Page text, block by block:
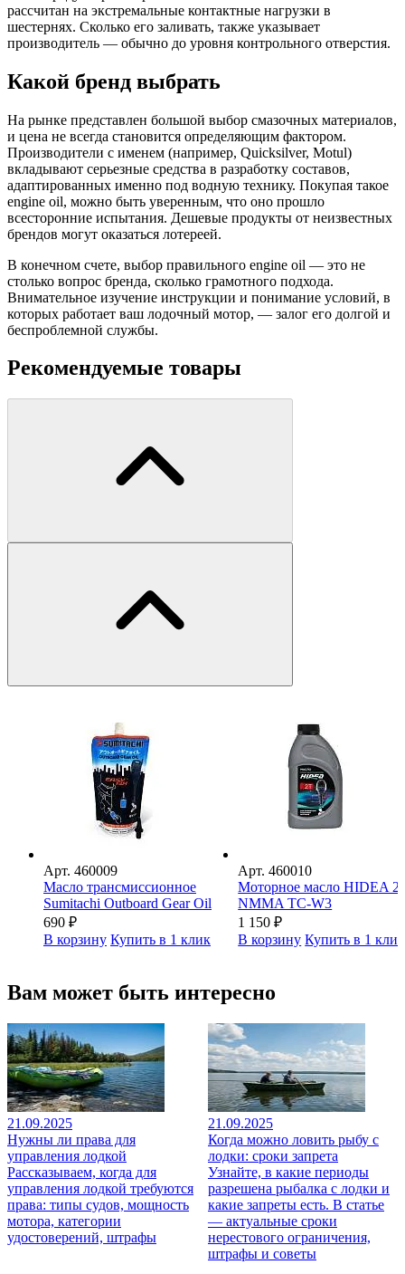
рассчитан на экстремальные контактные нагрузки в
шестернях. Сколько его заливать, также указывает
производитель — обычно до уровня контрольного отверстия.
Какой бренд выбрать
На рынке представлен большой выбор смазочных материалов,
и цена не всегда становится определяющим фактором.
Производители с именем (например, Quicksilver, Motul)
вкладывают серьезные средства в разработку составов,
адаптированных именно под водную технику. Покупая такое
engine oil, можно быть уверенным, что оно прошло
всесторонние испытания. Дешевые продукты от неизвестных
брендов могут оказаться лотереей.
В конечном счете, выбор правильного engine oil — это не
столько вопрос бренда, сколько грамотного подхода.
Внимательное изучение инструкции и понимание условий, в
которых работает ваш лодочный мотор, — залог его долгой и
беспроблемной службы.
Рекомендуемые товары
Арт. 460009
Масло трансмиссионное
Sumitachi Outboard Gear Oil
690 ₽
В корзину Купить в 1 клик
Арт.460010
Моторное масло HIDEA
NMMA TC-W3
1 150₽
В корзину Купить в 1 клик
Вам может быть интересно
21.09.2025
Нужны ли права для
управления лодкой
Рассказываем, когда для
управления лодкой требуются
права: типы судов, мощность
мотора, категории
удостоверений, штрафы
21.09.2025
Когда можно ловить рыбу с
лодки: сроки запрета
Узнайте, в какие периоды
разрешена рыбалка с лодки и
какие запреты есть. В статье
— актуальные сроки
нерестового ограничения,
штрафы и советы